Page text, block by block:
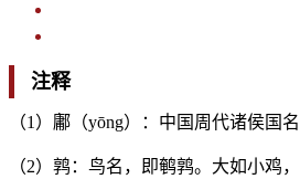
注释
（1）鄘（yōng）：中国周代诸侯国
（2）鹑：鸟名，即鹌鹑。大如小鸡